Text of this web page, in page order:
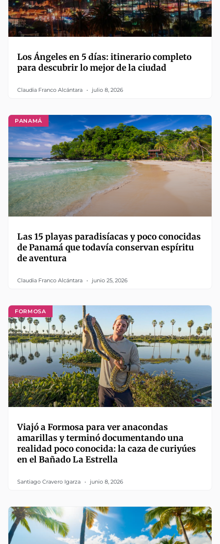
Los Ángeles en 5 días: itinerario completo
para descubrir lo mejor de la ciudad
Claudia Franco Alcántara julio 8, 2026
PANAMÁ
Las 15 playas paradisíacas y poco conocidas
de Panamá que todavía conservan espíritu
de aventura
Claudia Franco Alcántara junio 25, 2026
FORMOSA
Viajó a Formosa para ver anacondas
amarillas y terminó documentando una
realidad poco conocida: la caza de curiyúes
en el Bañado La Estrella
Santiago Cravero Igarza junio 8, 2026